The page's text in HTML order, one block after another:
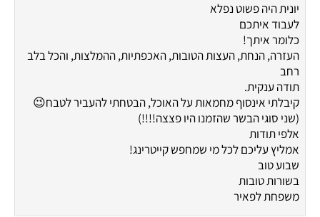
יונית היה פשוט נפלא
לעבוד איתכם
כלומר איתך!
העזרה, הנחת, העצות הטובות, האכפתיות, ההמלצות, והכל בלב
רחב
תודה ענקית.
קיבלתי אינסוף מחמאות על האוכל, הבטחתי להעביר לטבח😉
(שני סוגי הבשר שהזמנו היו פצצה!!!!)
אלפי תודות
אמליץ עליכם לכל מי שמחפש קייטרינג!
שבוע טוב
בשורות טובות
משפחת לפאיר